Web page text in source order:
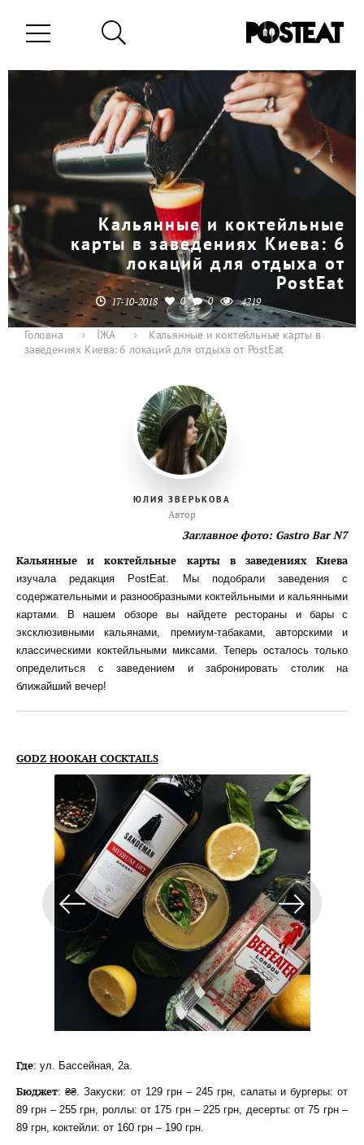
Кальянные и коктейльные
карты в заведениях Киева: 6
локаций для отдыха от
PostEat
17-10-2018 0 0 4219
Головна › ЇЖА ›
Кальянные и коктейльные карты в
заведениях Киева: 6 локаций для отдыха от PostEat
ЮЛИЯ ЗВЕРЬКОВА
Автор
Заглавное фото: Gastro Bar N7
Кальянные и коктейльные карты в заведениях Киева
изучала редакция PostEat. Мы подобрали заведения с
содержательными и разнообразными коктейльными и кальянными
картами. В нашем обзоре вы найдете рестораны и бары с
эксклюзивными кальянами, премиум-табаками, авторскими и
классическими коктейльными миксами. Теперь осталось только
определиться с заведением и забронировать столик на
ближайший вечер!
GODZ HOOKAH COCKTAILS
Где: ул. Бассейная, 2а.
Бюджет: ₴₴. Закуски: от 129 грн – 245 грн, салаты и бургеры: от
89 грн – 255 грн, роллы: от 175 грн – 225 грн, десерты: от 75 грн –
89 грн, коктейли: от 160 грн – 190 грн.